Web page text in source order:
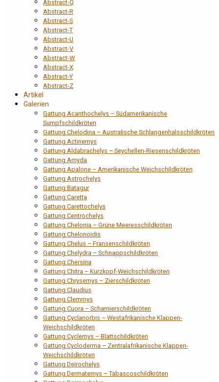
Abstract-Q
Abstract-R
Abstract-S
Abstract-T
Abstract-U
Abstract-V
Abstract-W
Abstract-X
Abstract-Y
Abstract-Z
Artikel
Galerien
Gattung Acanthochelys – Südamerikanische
Sumpfschildkröten
Gattung Chelodina – Australische Schlangenhalsschildkröten
Gattung Actinemys
Gattung Aldabrachelys – Seychellen-Riesenschildkröten
Gattung Amyda
Gattung Apalone – Amerikanische Weichschildkröten
Gattung Astrochelys
Gattung Batagur
Gattung Caretta
Gattung Carettochelys
Gattung Centrochelys
Gattung Chelonia – Grüne Meeresschildkröten
Gattung Chelonoidis
Gattung Chelus – Fransenschildkröten
Gattung Chelydra – Schnappschildkröten
Gattung Chersina
Gattung Chitra – Kurzkopf-Weichschildkröten
Gattung Chrysemys – Zierschildkröten
Gattung Claudius
Gattung Clemmys
Gattung Cuora – Scharnierschildkröten
Gattung Cyclanorbis – Westafrikanische Klappen-
Weichschildkröten
Gattung Cyclemys – Blattschildkröten
Gattung Cycloderma – Zentralafrikanische Klappen-
Weichschildkröten
Gattung Deirochelys
Gattung Dermatemys – Tabascoschildkröten